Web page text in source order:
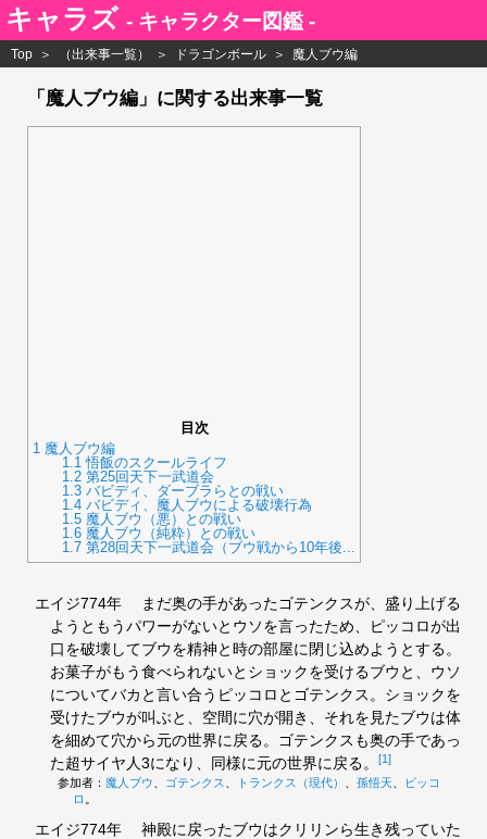
キャラズ - キャラクター図鑑 -
Top （出来事一覧） ドラゴンボール 魔人ブウ編
「魔人ブウ編」に関する出来事一覧
目次
1 魔人ブウ編
1.1 悟飯のスクールライフ
1.2 第25回天下一武道会
1.3 バビディ、ダーブラらとの戦い
1.4 バビディ、魔人ブウによる破壊行為
1.5 魔人ブウ（悪）との戦い
1.6 魔人ブウ（純粋）との戦い
1.7 第28回天下一武道会（ブウ戦から10年後...
エイジ774年
まだ奥の手があったゴテンクスが、盛り上げる
ようともうパワーがないとウソを言ったため、ピッコロが出
口を破壊してブウを精神と時の部屋に閉じ込めようとする。
お菓子がもう食べられないとショックを受けるブウと、ウソ
についてバカと言い合うピッコロとゴテンクス。ショックを
受けたブウが叫ぶと、空間に穴が開き、それを見たブウは体
を細めて穴から元の世界に戻る。ゴテンクスも奥の手であっ
た超サイヤ人3になり、同様に元の世界に戻る。
[1]
参加者： 魔人ブウ ゴテンクス トランクス（現代） 孫悟天
ピッコ
ロ
エイジ774年
神殿に戻ったブウはクリリンら生き残っていた